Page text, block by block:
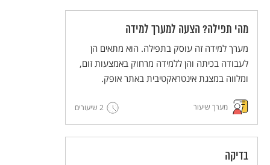
הטקס מותאם ללמידה מרחוק, וניתן להתאימו גם
ללמידה בכיתה.
מהי תפילה? הצעה למערך למידה
מערך למידה זה עוסק בתפילה. הוא מתאים הן
לעבודה בכיתה והן ללמידה מרחוק באמצעות זום,
ומלווה במצגת אינטראקטיבית באתר אופק.
מערך שיעור 2 שיעורים
בדיקה